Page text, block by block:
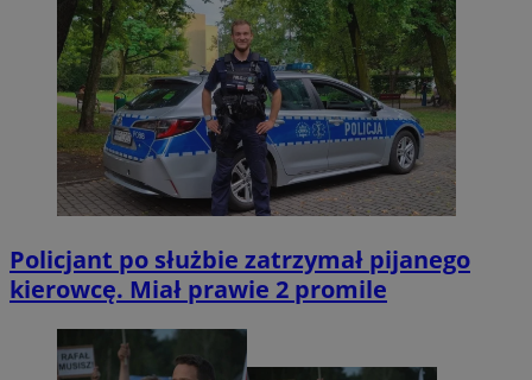
Policjant po służbie zatrzymał pijanego
kierowcę. Miał prawie 2 promile